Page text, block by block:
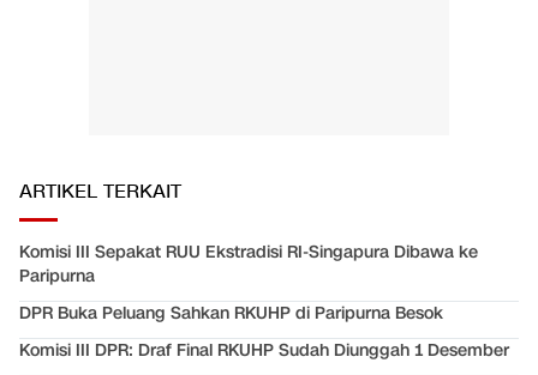
ARTIKEL TERKAIT
Komisi III Sepakat RUU Ekstradisi RI-Singapura Dibawa ke
Paripurna
DPR Buka Peluang Sahkan RKUHP di Paripurna Besok
Komisi III DPR: Draf Final RKUHP Sudah Diunggah 1 Desember